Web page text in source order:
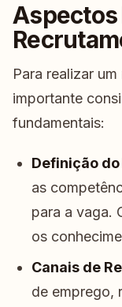
Aspectos
Para realizar
importante
fundamentais:
Definição
as
para a vaga.
os
Canais de
de emprego,